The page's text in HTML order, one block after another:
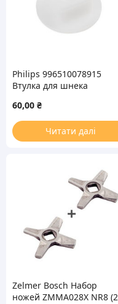
Philips 996510078915
Втулка для шнека
60,00 ₴
Читати далі
Zelmer Bosch Набор
ножей ZMMA028X NR8 (2